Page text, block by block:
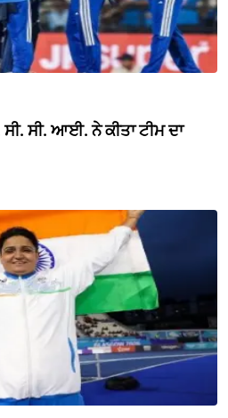
ਸੀ. ਆਈ. ਨੇ ਕੀਤਾ ਟੀਮ ਦਾ